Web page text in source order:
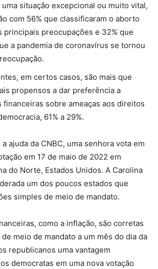
situação excepcional ou muito vital,
com 56% que classificaram o aborto
principais preocupações e 32% que
a pandemia de coronavírus se tornou
em certos casos, são mais que
propensos a dar preferência a
financeiras sobre ameaças aos direitos
61% a 29%.
ajuda da CNBC, uma senhora vota em
em 17 de maio de 2022 em
do Norte, Estados Unidos. A Carolina
um dos poucos estados que
simples de meio de mandato.
como a inflação, são corretas
meio de mandato a um mês do dia da
republicanos uma vantagem
democratas em uma nova votação